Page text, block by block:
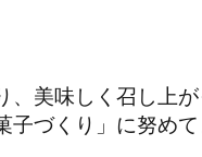
、美味しく召し上が
子づくり」に努めて